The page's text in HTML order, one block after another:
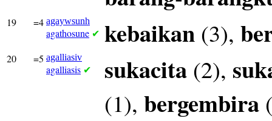
19 =4 agaywsunh
agathosune ✔ kebaikan (3),
20 =5 agalliasiv
agalliasis ✔ sukacita (2),
(1), bergembira